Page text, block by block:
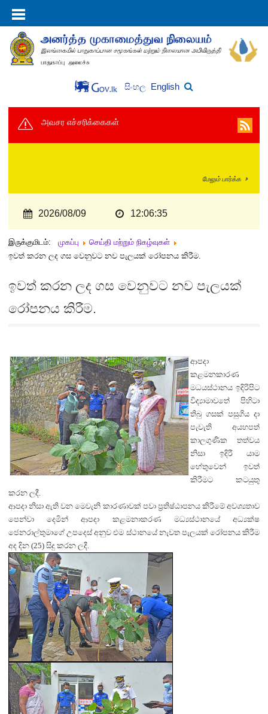
සිංහල English
அவசர எச்சரிக்கைகள்
மேலும் பார்க்க
2026/08/09 12:06:35
இருக்குமிடம்: முகப்பு
செய்தி மற்றும் நிகழ்வுகள்
ඉවත් කරන ලද ගස වෙනුවට නව පැලයක් රෝපනය කිරීම.
ඉවත් කරන ලද ගස වෙනුවට නව පැලයක්
රෝපනය කිරීම.
ආපදා
කළමනකාරණ
මධයස්ථානය ඉදිරිපිට
විද්‍යාමාවතේ පිහිටා
තිබු ගසක් පසුගිය දා
පැවැති අයහපත්
කාලගුණික තත්වය
නිසා ඉදිරී යාම
හේතුවෙන් ඉවත්
කිරීමට කටයුතු
කරන ලදී.
ආපදා නිසා ඇති වන මෙවැනි කාරණාවක් පවා ප්‍රතිෂ්ඨාපනය කිරීමේ අවශ්‍යතාව
පෙන්වා දෙමින් ආපදා කළමනාකරණ මධ්‍යස්ථානයේ අධ්‍යක්ෂ
ජෙනරාල්තුමාගේ උපදෙස් අනුව එම ස්ථානයේ නැවත පැලයක් රෝපනය කිරීම
අද දින (25) සිදු කරන ලදී.